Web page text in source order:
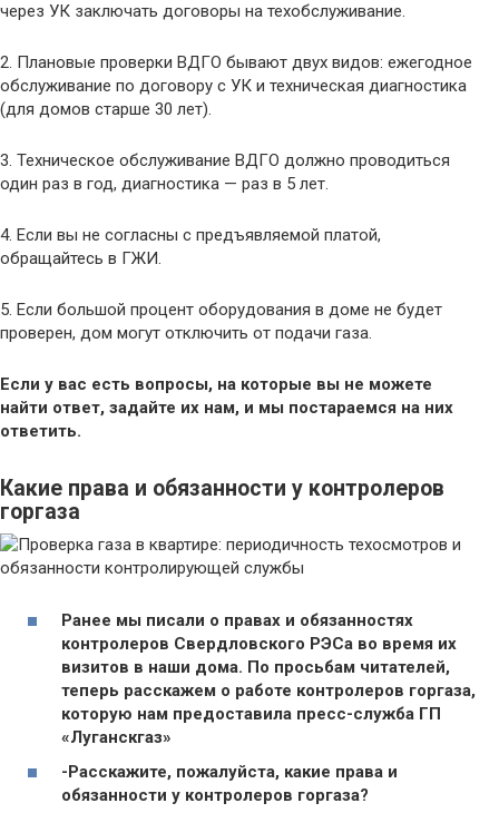
через УК заключать договоры на техобслуживание.
2. Плановые проверки ВДГО бывают двух видов: ежегодное
обслуживание по договору с УК и техническая диагностика
(для домов старше 30 лет).
3. Техническое обслуживание ВДГО должно проводиться
один раз в год, диагностика — раз в 5 лет.
4. Если вы не согласны с предъявляемой платой,
обращайтесь в ГЖИ.
5. Если большой процент оборудования в доме не будет
проверен, дом могут отключить от подачи газа.
Если у вас есть вопросы, на которые вы не можете
найти ответ, задайте их нам, и мы постараемся на них
ответить.
Какие права и обязанности у контролеров
горгаза
Ранее мы писали о правах и обязанностях
контролеров Свердловского РЭСа во время их
визитов в наши дома. По просьбам читателей,
теперь расскажем о работе контролеров горгаза,
которую нам предоставила пресс-служба ГП
«Луганскгаз»
-Расскажите, пожалуйста, какие права и
обязанности у контролеров горгаза?